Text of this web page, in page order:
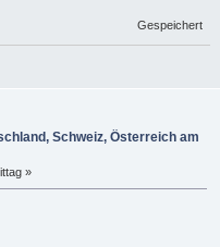
Gespeichert
Schweiz, Österreich am
»